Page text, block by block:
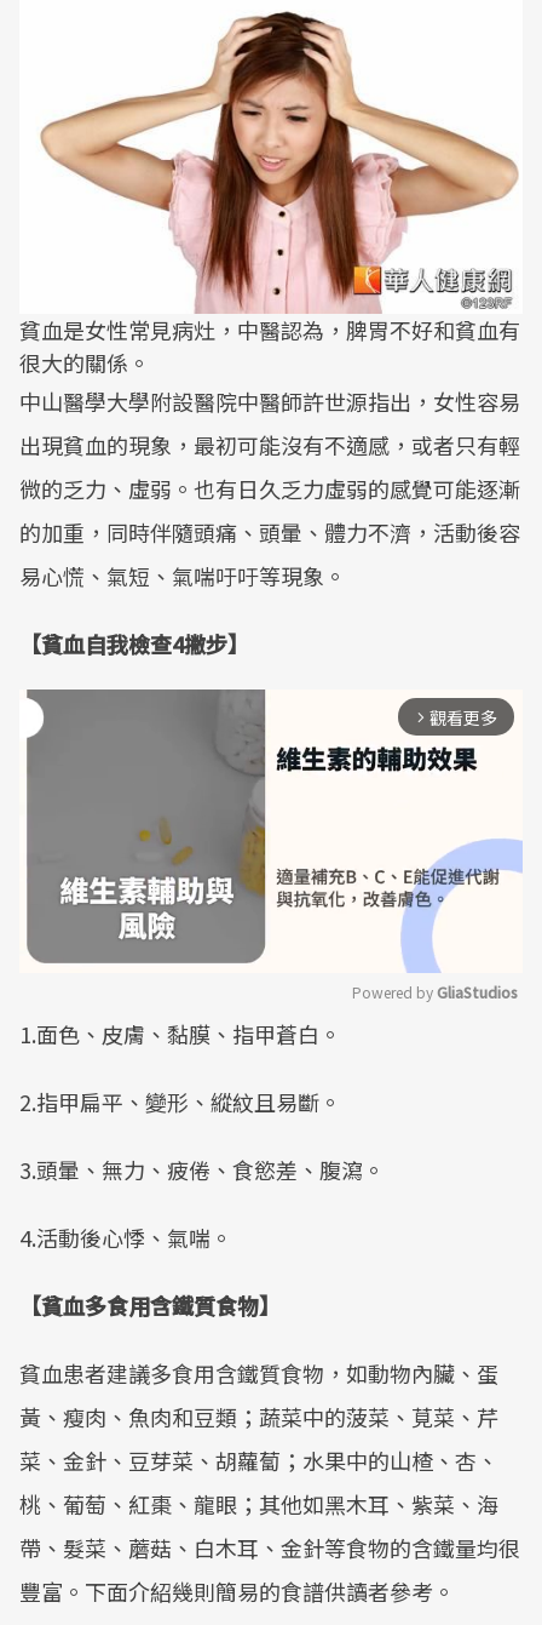
貧血是女性常見病灶，中醫認為，脾胃不好和貧血有
很大的關係。
中山醫學大學附設醫院中醫師許世源指出，女性容易
出現貧血的現象，最初可能沒有不適感，或者只有輕
微的乏力、虛弱。也有日久乏力虛弱的感覺可能逐漸
的加重，同時伴隨頭痛、頭暈、體力不濟，活動後容
易心慌、氣短、氣喘吁吁等現象。
【貧血自我檢查4撇步】
arrow_forward_ios 觀看更多
Powered by GliaStudios
1.面色、皮膚、黏膜、指甲蒼白。
2.指甲扁平、變形、縱紋且易斷。
3.頭暈、無力、疲倦、食慾差、腹瀉。
4.活動後心悸、氣喘。
【貧血多食用含鐵質食物】
貧血患者建議多食用含鐵質食物，如動物內臟、蛋
黃、瘦肉、魚肉和豆類；蔬菜中的菠菜、莧菜、芹
菜、金針、豆芽菜、胡蘿蔔；水果中的山楂、杏、
桃、葡萄、紅棗、龍眼；其他如黑木耳、紫菜、海
帶、髮菜、蘑菇、白木耳、金針等食物的含鐵量均很
豐富。下面介紹幾則簡易的食譜供讀者參考。